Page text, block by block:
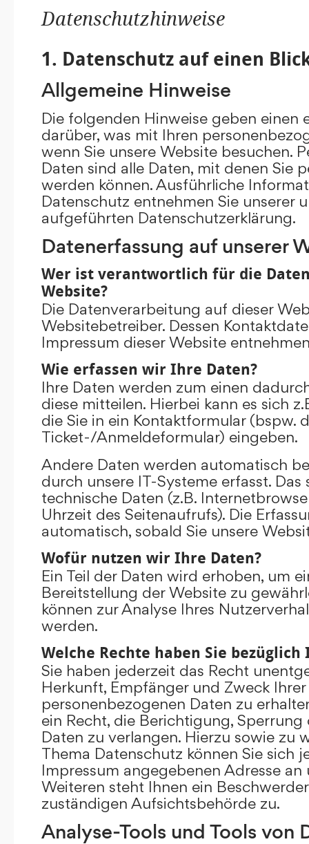
Datenschutzhinweise
1. Datenschutz auf einen
Allgemeine Hinweise
Die folgenden Hinweise geben einen
darüber, was mit Ihren
wenn Sie unsere Website besuchen.
Daten sind alle Daten, mit denen Sie
werden können. Ausführliche
Datenschutz entnehmen Sie unserer
aufgeführten Datenschutzerklärung.
Datenerfassung auf unserer
Wer ist verantwortlich für die
Website?
Die Datenverarbeitung auf dieser
Websitebetreiber. Dessen
Impressum dieser Website
Wie erfassen wir Ihre Daten?
Ihre Daten werden zum einen
diese mitteilen. Hierbei kann es sich
die Sie in ein Kontaktformular (bspw.
Ticket-/Anmeldeformular) eingeben.
Andere Daten werden automatisch
durch unsere IT-Systeme erfasst. Das
technische Daten (z.B.
Uhrzeit des Seitenaufrufs). Die
automatisch, sobald Sie unsere
Wofür nutzen wir Ihre Daten?
Ein Teil der Daten wird erhoben, um
Bereitstellung der Website zu
können zur Analyse Ihres
werden.
Welche Rechte haben Sie bezüglich
Sie haben jederzeit das Recht
Herkunft, Empfänger und Zweck
personenbezogenen Daten zu
ein Recht, die Berichtigung,
Daten zu verlangen. Hierzu sowie zu
Thema Datenschutz können Sie sich
Impressum angegebenen Adresse an
Weiteren steht Ihnen ein
zuständigen Aufsichtsbehörde zu.
Analyse-Tools und Tools von